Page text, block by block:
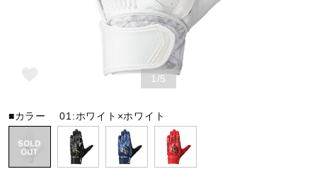
バレーボール
1/5
■カラー01:ホワイト×ホワイト